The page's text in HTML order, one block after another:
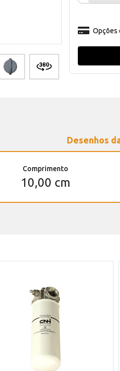
Opções
Desenhos
Comprimento
10,00 cm